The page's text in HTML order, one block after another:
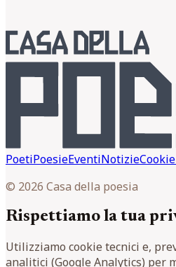
PoetiPoesieEventiNotizie
© 2026 Casa della poesia
Rispettiamo la tua
Utilizziamo cookie tecnici e,
analitici (Google Analytics) per